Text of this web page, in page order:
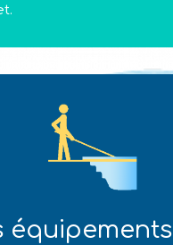
équipements